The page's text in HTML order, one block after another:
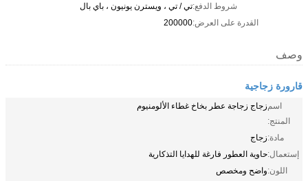
شروط الدفع:تي / تي ، ويسترن يونيون ، باي بال
القدرة على العرض:200000
وصف
قارورة زجاجية
اسم
المنتج:
زجاج زجاجة عطر بخاخ غطاء الألومنيوم
مادة:زجاج
إستعمال:حاوية العطور فارغة للهدايا التذكارية
اللون:واضح ومخصص